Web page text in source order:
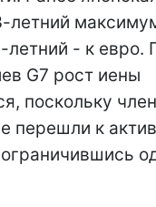
летний
летний - к евро.
G7 рост иены
поскольку
перешли к